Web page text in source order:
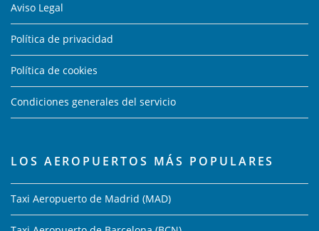
Aviso Legal
Política de privacidad
Política de cookies
Condiciones generales del servicio
LOS AEROPUERTOS MÁS POPULARES
Taxi Aeropuerto de Madrid (MAD)